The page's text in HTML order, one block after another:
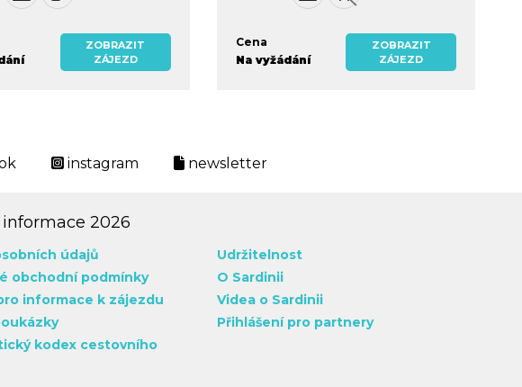
ZOBRAZIT
ZÁJEZD
Cena
Na vyžádání
ZOBRAZIT
ZÁJEZD
instagram newsletter
2026
údajů
obchodní podmínky
informace k zájezdu
kodex cestovního
Udržitelnost
O Sardinii
Videa o Sardinii
Přihlášení pro partnery